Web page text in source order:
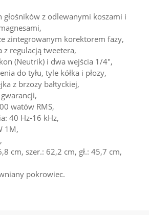
głośników z odlewanymi koszami i
zintegrowanym korektorem fazy,
z regulacją tweetera,
(Neutrik) i dwa wejścia 1/4″,
do tyłu, tyle kółka i płozy,
z brzozy bałtyckiej,
watów RMS,
40 Hz-16 kHz,
1M,
cm, szer.: 62,2 cm, gł.: 45,7 cm,
pokrowiec.